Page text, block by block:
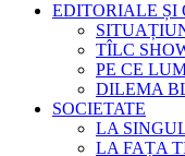
EDITORIALE ȘI
TÎLC
PE CE
DILEMA
SOCIETATE
LA
LA FAȚA